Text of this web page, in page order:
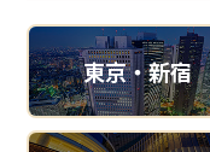
東京・新宿